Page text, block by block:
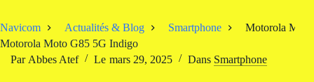
Navicom Actualités & Blog Smartphone
Motorola
Motorola Moto G85 5G Indigo
Par Abbes Atef Le mars 29, 2025 Dans Smartphone